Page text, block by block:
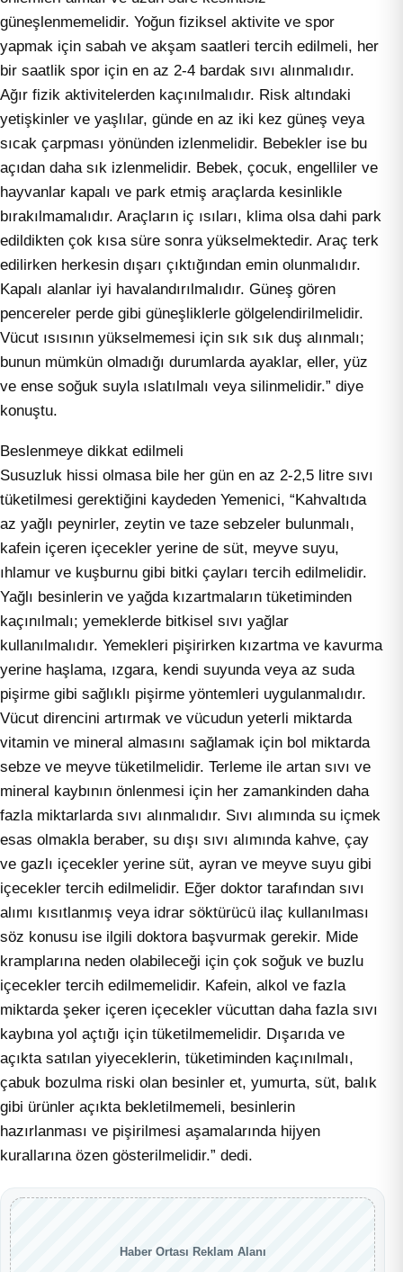
güneşlenmemelidir. Yoğun fiziksel aktivite ve spor
yapmak için sabah ve akşam saatleri tercih edilmeli, her
bir saatlik spor için en az 2-4 bardak sıvı alınmalıdır.
Ağır fizik aktivitelerden kaçınılmalıdır. Risk altındaki
yetişkinler ve yaşlılar, günde en az iki kez güneş veya
sıcak çarpması yönünden izlenmelidir. Bebekler ise bu
açıdan daha sık izlenmelidir. Bebek, çocuk, engelliler ve
hayvanlar kapalı ve park etmiş araçlarda kesinlikle
bırakılmamalıdır. Araçların iç ısıları, klima olsa dahi park
edildikten çok kısa süre sonra yükselmektedir. Araç terk
edilirken herkesin dışarı çıktığından emin olunmalıdır.
Kapalı alanlar iyi havalandırılmalıdır. Güneş gören
pencereler perde gibi güneşliklerle gölgelendirilmelidir.
Vücut ısısının yükselmemesi için sık sık duş alınmalı;
bunun mümkün olmadığı durumlarda ayaklar, eller, yüz
ve ense soğuk suyla ıslatılmalı veya silinmelidir.” diye
konuştu.
Beslenmeye dikkat edilmeli
Susuzluk hissi olmasa bile her gün en az 2-2,5 litre sıvı
tüketilmesi gerektiğini kaydeden Yemenici, “Kahvaltıda
az yağlı peynirler, zeytin ve taze sebzeler bulunmalı,
kafein içeren içecekler yerine de süt, meyve suyu,
ıhlamur ve kuşburnu gibi bitki çayları tercih edilmelidir.
Yağlı besinlerin ve yağda kızartmaların tüketiminden
kaçınılmalı; yemeklerde bitkisel sıvı yağlar
kullanılmalıdır. Yemekleri pişirirken kızartma ve kavurma
yerine haşlama, ızgara, kendi suyunda veya az suda
pişirme gibi sağlıklı pişirme yöntemleri uygulanmalıdır.
Vücut direncini artırmak ve vücudun yeterli miktarda
vitamin ve mineral almasını sağlamak için bol miktarda
sebze ve meyve tüketilmelidir. Terleme ile artan sıvı ve
mineral kaybının önlenmesi için her zamankinden daha
fazla miktarlarda sıvı alınmalıdır. Sıvı alımında su içmek
esas olmakla beraber, su dışı sıvı alımında kahve, çay
ve gazlı içecekler yerine süt, ayran ve meyve suyu gibi
içecekler tercih edilmelidir. Eğer doktor tarafından sıvı
alımı kısıtlanmış veya idrar söktürücü ilaç kullanılması
söz konusu ise ilgili doktora başvurmak gerekir. Mide
kramplarına neden olabileceği için çok soğuk ve buzlu
içecekler tercih edilmemelidir. Kafein, alkol ve fazla
miktarda şeker içeren içecekler vücuttan daha fazla sıvı
kaybına yol açtığı için tüketilmemelidir. Dışarıda ve
açıkta satılan yiyeceklerin, tüketiminden kaçınılmalı,
çabuk bozulma riski olan besinler et, yumurta, süt, balık
gibi ürünler açıkta bekletilmemeli, besinlerin
hazırlanması ve pişirilmesi aşamalarında hijyen
kurallarına özen gösterilmelidir.” dedi.
Haber Ortası Reklam Alanı